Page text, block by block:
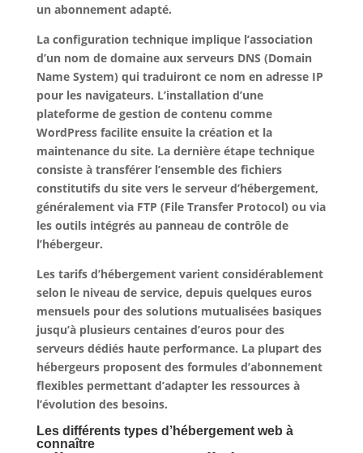
un abonnement adapté.
La configuration technique implique l’association
d’un nom de domaine aux serveurs DNS (Domain
Name System) qui traduiront ce nom en adresse IP
pour les navigateurs. L’installation d’une
plateforme de gestion de contenu comme
WordPress facilite ensuite la création et la
maintenance du site. La dernière étape technique
consiste à transférer l’ensemble des fichiers
constitutifs du sitevers le serveur d’hébergement,
généralement via FTP (File Transfer Protocol) ou via
les outils intégrés au panneau de contrôle de
l’hébergeur.
Les tarifs d’hébergement varient considérablement
selon le niveau de service, depuis quelques euros
mensuels pour des solutions mutualisées basiques
jusqu’à plusieurs centaines d’euros pour des
serveurs dédiés haute performance. La plupart des
hébergeurs proposent des formules d’abonnement
flexibles permettant d’adapter les ressources à
l’évolution des besoins.
Les différents types d’hébergement web à
connaître